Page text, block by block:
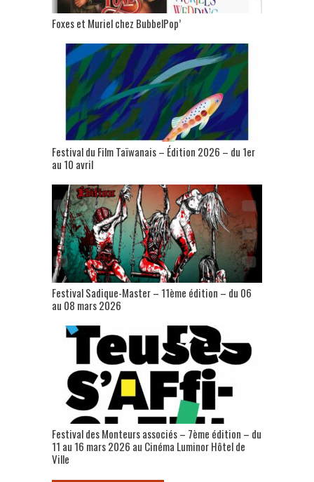
Foxes et Muriel chez BubbelPop’
Festival du Film Taïwanais – Édition 2026 – du 1er
au 10 avril
Festival Sadique-Master – 11ème édition – du 06
au 08 mars 2026
Festival des Monteurs associés – 7ème édition – du
11 au 16 mars 2026 au Cinéma Luminor Hôtel de
Ville